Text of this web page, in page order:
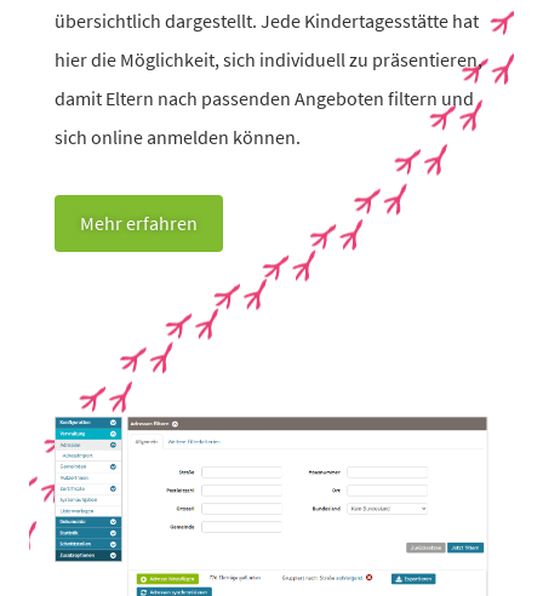
über­sicht­lich darge­stellt. Jede Kindertagesstätte hat
hier die Möglichkeit, sich indi­vi­duell zu präsen­tieren,
damit Eltern nach passenden Angeboten filtern und
sich online anmelden können.
Mehr erfahren